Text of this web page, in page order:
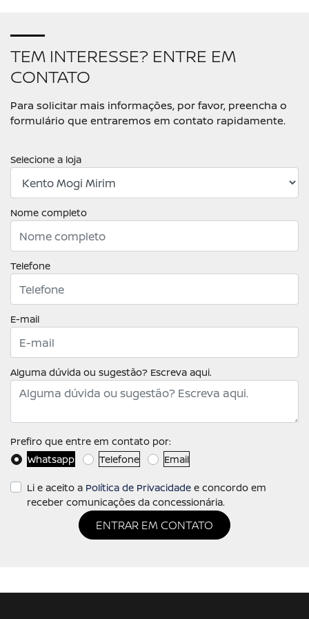
TEM INTERESSE? ENTRE EM
CONTATO
Para solicitar mais informações, por favor, preencha o
formulário que entraremos em contato rapidamente.
Selecione a loja
Nome completo
Telefone
E-mail
Alguma dúvida ou sugestão? Escreva aqui.
Prefiro que entre em contato por:
Whatsapp
Telefone Email
Li e aceito a Política de Privacidade e concordo em
receber comunicações da concessionária.
ENTRAR EM CONTATO